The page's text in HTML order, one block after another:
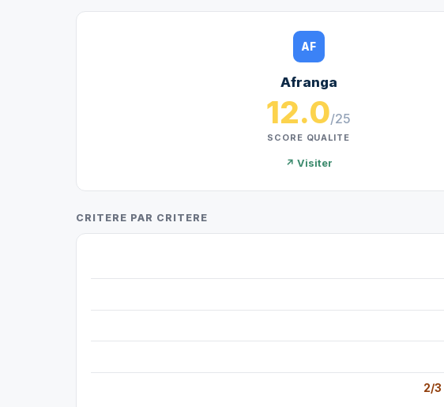
AF
Afranga
12.0/25
SCORE QUALITE
↗ Visiter
CRITERE PAR CRITERE
2/3